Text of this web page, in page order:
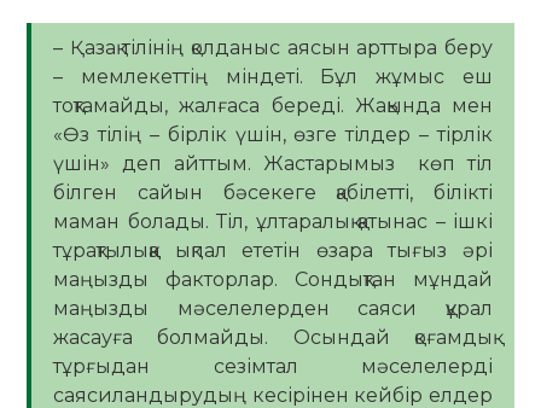
– Қазақ тілінің қолданыс аясын арттыра беру
– мемлекеттің міндеті. Бұл жұмыс еш
тоқтамайды, жалғаса береді. Жақында мен
«Өз тілің – бірлік үшін, өзге тілдер – тірлік
үшін» деп айттым. Жастарымыз көп тіл
білген сайын бәсекеге қабілетті, білікті
маман болады. Тіл, ұлтаралық қатынас – ішкі
тұрақтылыққа ықпал ететін өзара тығыз әрі
маңызды факторлар. Сондықтан мұндай
маңызды мәселелерден саяси құрал
жасауға болмайды. Осындай қоғамдық
тұрғыдан сезімтал мәселелерді
саясиландырудың кесірінен кейбір елдер